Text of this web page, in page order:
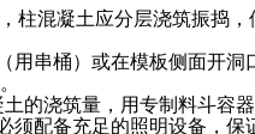
混凝土应分层浇筑振捣，
串桶）或在模板侧面开洞
浇筑量，用专制料斗容
须配备充足的照明设备，保